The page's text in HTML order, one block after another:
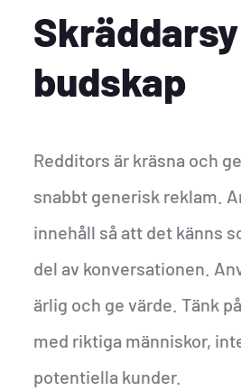
budskap
Redditors är kräsna och
snabbt generisk reklam.
innehåll så att det känns
del av konversationen.
ärlig och ge värde. Tänk
med riktiga människor,
potentiella kunder.